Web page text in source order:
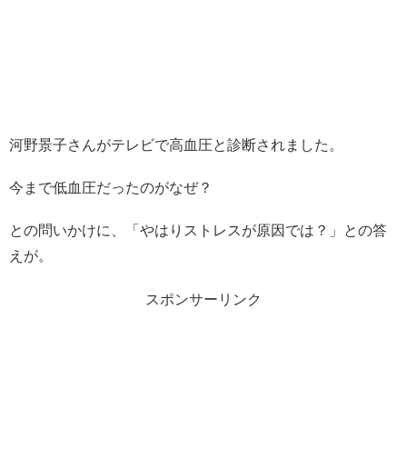
河野景子さんがテレビで高血圧と診断されました。
今まで低血圧だったのがなぜ？
との問いかけに、「やはりストレスが原因では？」との答
えが。
スポンサーリンク